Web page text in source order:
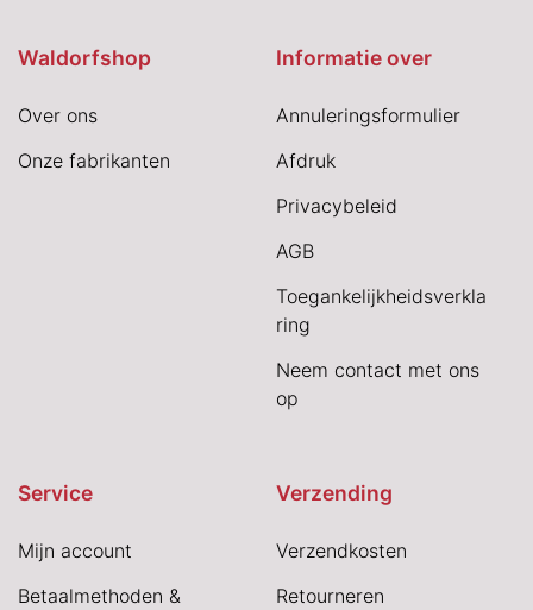
Waldorfshop
Over ons
Onze fabrikanten
Informatie over
Annuleringsformulier
Afdruk
Privacybeleid
AGB
Toegankelijkheidsverkla
ring
Neem contact met ons
op
Service
Mijn account
Betaalmethoden &
Verzending
Verzendkosten
Retourneren